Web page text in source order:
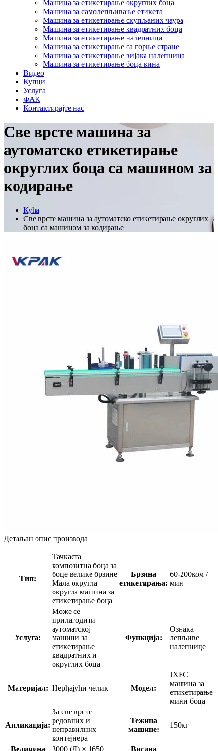
Машина за етикетирање округлих боца
Машина за самолепљивање етикета
Машина за етикетирање скупљаних чаура
Машина за етикетирање квадратних боца
Машина за етикетирање налепница
Машина за етикетирање са горње стране
Машина за етикетирање вијака налепница
Машина за етикетирање боца вина
Видео
Купци
Услуга
ФАК
Контактирајте нас
Све врсте машина за
аутоматско етикетирање
округлих боца са машином за
кодирање
Кућа
Све врсте машина за аутоматско етикетирање округлих
боца са машином за кодирање
Детаљан опис производа
Тип:
Тачкаста
композитна боца за
боце велике брзине
Мала округла
округла машина за
етикетирање боца
Брзина
етикетирања:
60-200ком /
мин
Услуга:
Може се
прилагодити
аутоматској
машини за
етикетирање
квадратних и
округлих боца
Функција:
Ознака
лепљиве
налепнице
Материјал: Нерђајући челик Модел:
ЈХБС
машина за
етикетирање
мини боца
Апликација:
За све врсте
редовних и
неправилних
контејнера
Тежина
машине:
150кг
Величина 3000 (Д) × 1650 Висина